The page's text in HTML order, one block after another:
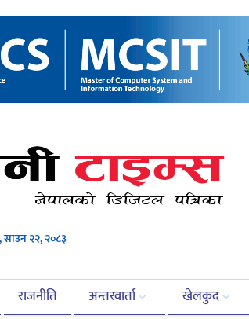
साउन २२, २०८३
राजनीति अन्तरवार्ता खेलकुद